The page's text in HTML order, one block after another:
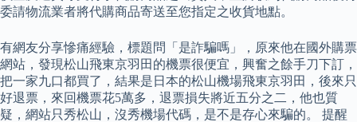
委請物流業者將代購商品寄送至您指定之收貨地點。
有網友分享慘痛經驗，標題問「是詐騙嗎」，原來他在國外購票
網站，發現松山飛東京羽田的機票很便宜，興奮之餘手刀下訂，
把一家九口都買了，結果是日本的松山機場飛東京羽田，後來只
好退票，來回機票花5萬多，退票損失將近五分之二，他也質
疑，網站只秀松山，沒秀機場代碼，是不是存心來騙的。 提醒